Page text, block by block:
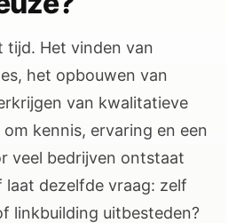
tijd. Het vinden van
het opbouwen van
van kwalitatieve
kennis, ervaring en een
veel bedrijven ontstaat
laat dezelfde vraag: zelf
linkbuilding uitbesteden?